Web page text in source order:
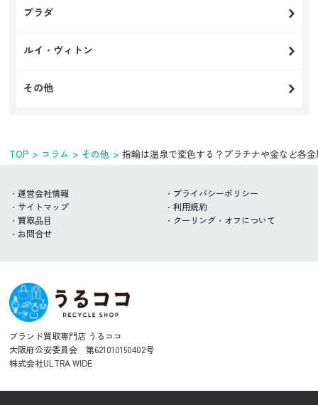
プラダ
ルイ・ヴィトン
その他
TOP コラム その他 指輪は温泉で変色する？プラチナや金など各
運営会社情報
プライバシーポリシー
サイトマップ
利用規約
買取品目
クーリング・オフについて
お問合せ
ブランド買取専門店 うるココ
大阪府公安委員会 第621010150402号
株式会社ULTRA WIDE